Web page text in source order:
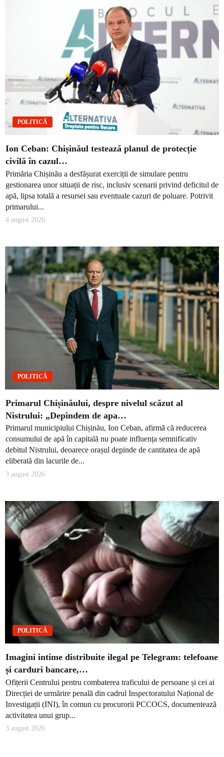
POLITICĂ
Ion Ceban: Chișinăul testează planul de protecție
civilă în cazul…
Primăria Chișinău a desfășurat exerciții de simulare pentru
gestionarea unor situații de risc, inclusiv scenarii privind deficitul de
apă, lipsa totală a resursei sau eventuale cazuri de poluare. Potrivit
primarului...
4 august 2026
POLITICĂ
Primarul Chișinăului, despre nivelul scăzut al
Nistrului: „Depindem de apa…
Primarul municipiului Chișinău, Ion Ceban, afirmă că reducerea
consumului de apă în capitală nu poate influența semnificativ
debitul Nistrului, deoarece orașul depinde de cantitatea de apă
eliberată din lacurile de...
3 august 2026
POLITICĂ
Imagini intime distribuite ilegal pe Telegram: telefoane
și carduri bancare,…
Ofițerii Centrului pentru combaterea traficului de persoane și cei ai
Direcției de urmărire penală din cadrul Inspectoratului Național de
Investigații (INI), în comun cu procurorii PCCOCS, documentează
activitatea unui grup...
3 august 2026